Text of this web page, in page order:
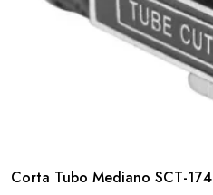
Corta Tubo Mediano SCT-174